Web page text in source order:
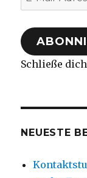
Mail-
Adresse
Schließe
NEUESTE